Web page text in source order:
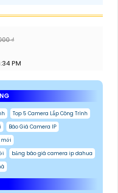
₫
PM
Top 5 Camera Lắp Công Trình
Báo Giá Camera IP
mới
bảng báo giá camera ip dahua